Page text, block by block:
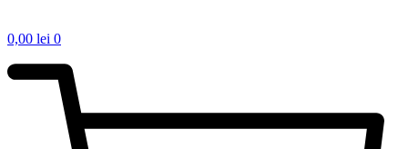
0,00 lei 0